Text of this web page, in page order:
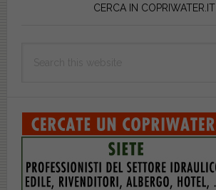
CERCA IN COPRIWATER.IT